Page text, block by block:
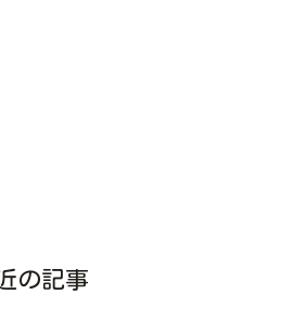
の記事